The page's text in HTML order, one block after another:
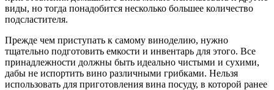
виды, но тогда понадобится несколько большее количество
подсластителя.
Прежде чем приступать к самому виноделию, нужно
тщательно подготовить емкости и инвентарь для этого. Все
принадлежности должны быть идеально чистыми и сухими,
дабы не испортить вино различными грибками. Нельзя
использовать для приготовления вина посуду, в которой ранее